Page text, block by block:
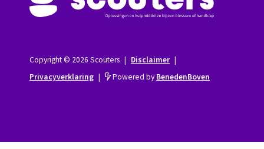
Copyright © 2026 Scouters | Disclaimer |
Privacyverklaring | Powered by BenedenBoven